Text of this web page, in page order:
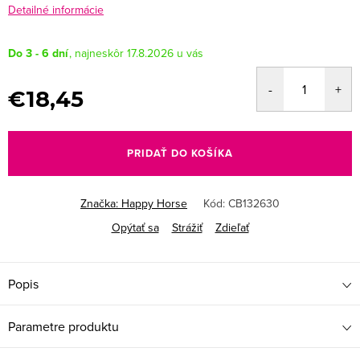
Detailné informácie
Do 3 - 6 dní 17.8.2026
€18,45
cena:
PRIDAŤ DO KOŠÍKA
Značka: Happy Horse Kód: CB132630
Opýtať sa
Strážiť Zdieľať
Popis
Parametre produktu